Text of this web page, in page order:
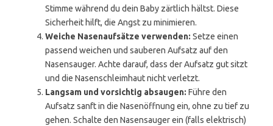
Stimme während du dein Baby zärtlich hältst. Diese
Sicherheit hilft, die Angst zu minimieren.
Weiche Nasenaufsätze verwenden: Setze einen
passend weichen und sauberen Aufsatz auf den
Nasensauger. Achte darauf, dass der Aufsatz gut sitzt
und die Nasenschleimhaut nicht verletzt.
Langsam und vorsichtig absaugen: Führe den
Aufsatz sanft in die Nasenöffnung ein, ohne zu tief zu
gehen. Schalte den Nasensauger ein (falls elektrisch)